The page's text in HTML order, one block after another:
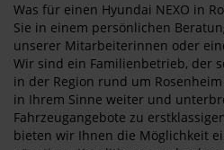
Was für einen Hyundai NEXO in
Sie in einem persönlichen
unserer Mitarbeiterinnen oder
Wir sind ein Familienbetrieb, der
in der Region rund um
in Ihrem Sinne weiter und
Fahrzeugangebote zu
bieten wir Ihnen die Möglichkeit